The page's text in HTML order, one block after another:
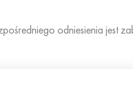
odniesienia jest